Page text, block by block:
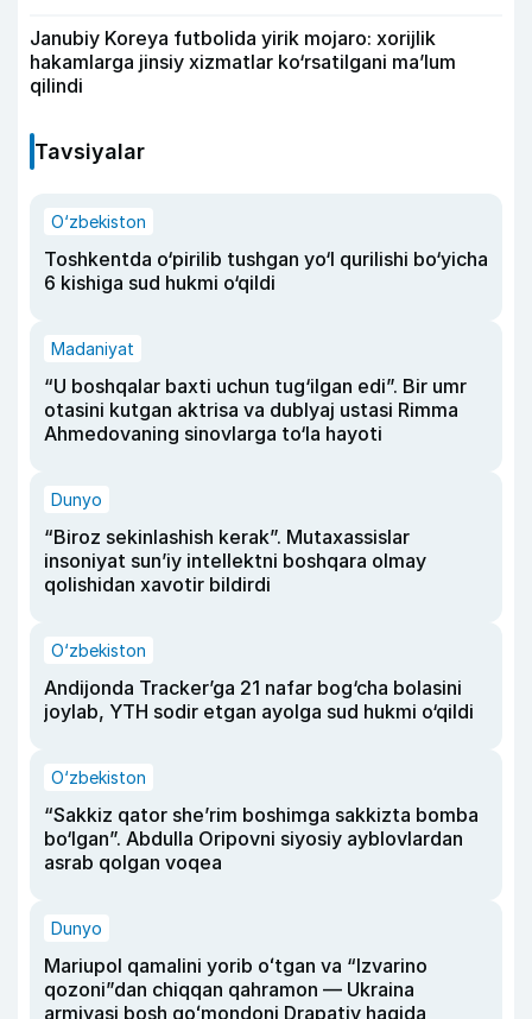
Janubiy Koreya futbolida yirik mojaro: xorijlik
hakamlarga jinsiy xizmatlar ko‘rsatilgani ma’lum
qilindi
Tavsiyalar
O‘zbekiston
Toshkentda o‘pirilib tushgan yo‘l qurilishi bo‘yicha
6 kishiga sud hukmi o‘qildi
Madaniyat
“U boshqalar baxti uchun tug‘ilgan edi”. Bir umr
otasini kutgan aktrisa va dublyaj ustasi Rimma
Ahmedovaning sinovlarga to‘la hayoti
Dunyo
“Biroz sekinlashish kerak”. Mutaxassislar
insoniyat sun’iy intellektni boshqara olmay
qolishidan xavotir bildirdi
O‘zbekiston
Andijonda Tracker’ga 21 nafar bog‘cha bolasini
joylab, YTH sodir etgan ayolga sud hukmi o‘qildi
O‘zbekiston
“Sakkiz qator she’rim boshimga sakkizta bomba
bo‘lgan”. Abdulla Oripovni siyosiy ayblovlardan
asrab qolgan voqea
Dunyo
Mariupol qamalini yorib oʻtgan va “Izvarino
qozoni”dan chiqqan qahramon — Ukraina
armiyasi bosh qoʻmondoni Drapatiy haqida